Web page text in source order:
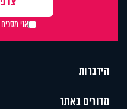
אני מסכים
הידברות
מדורים באתר